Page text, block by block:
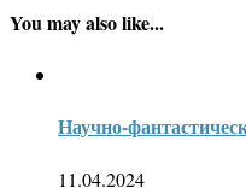
You may also like...
Научно-
11.04.2024